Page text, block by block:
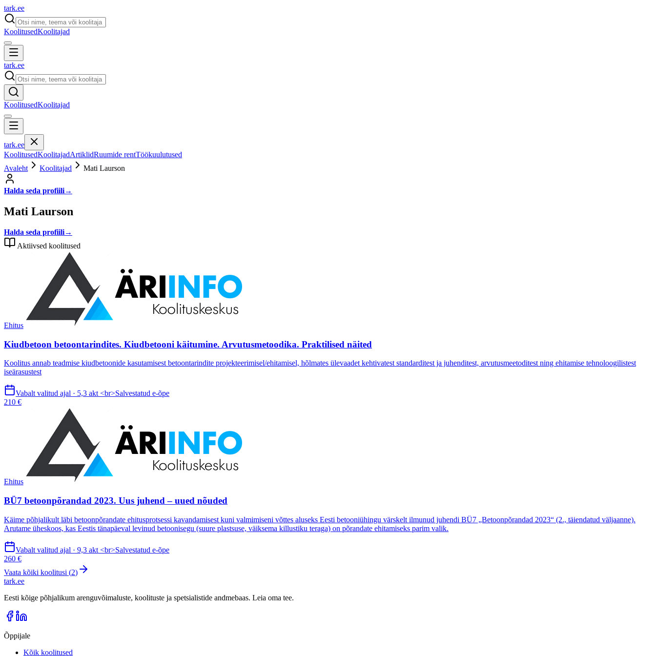
tark.ee
KoolitusedKoolitajad
tark.ee
KoolitusedKoolitajad
tark.ee
KoolitusedKoolitajadArtiklidRuumide rentTöökuulutused
Avaleht
Koolitajad Mati Laurson
Halda seda profiili→
Mati Laurson
Halda seda profiili→
Aktiivsed koolitused
Ehitus
Kiudbetoon betoontarindites. Kiudbetooni käitumine. Arvutusmetoodika. Praktilised näited
Koolitus annab teadmise kiudbetoonide kasutamisest betoontarindite projekteerimisel/ehitamisel, hõlmates ülevaadet kehtivatest standarditest ja juhenditest, arvutusmeetoditest ning ehitamise tehnoloogilistest
iseärasustest
Vabalt valitud ajal · 5,3 akt <br>Salvestatud e-õpe
210 €
Ehitus
BÜ7 betoonpõrandad 2023. Uus juhend – uued nõuded
Käime põhjalikult läbi betoonpõrandate ehitusprotsessi kavandamisest kuni valmimiseni võttes aluseks Eesti betooniühingu värskelt ilmunud juhendi BÜ7 „Betoonpõrandad 2023“ (2., täiendatud väljaanne).
Arutame üheskoos, kas Eestis tänapäeval levinud betoonisegu (suure plastsuse, väiksema killustiku teraga) on põrandate ehitamiseks parim valik.
Vabalt valitud ajal · 9,3 akt <br>Salvestatud e-õpe
260 €
Vaata kõiki koolitusi (2)
tark.ee
Eesti kõige põhjalikum arenguvõimaluste, koolituste ja spetsialistide andmebaas. Leia oma tee.
Õppijale
Kõik koolitused